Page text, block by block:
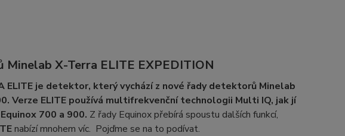
Minelab X-Terra ELITE EXPEDITION
ELITE je detektor, který vychází z nové řady detektorů Minelab
Verze ELITE používá multifrekvenční technologii Multi IQ, jakjí
700 a 900. Z řady Equinox přebírá spoustu dalších funkcí,
nabízí mnohem víc. Pojďme se na to podívat.